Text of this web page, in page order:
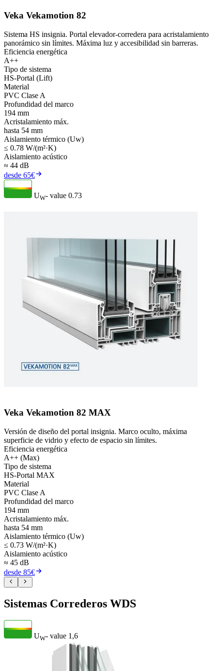
Veka Vekamotion 82
Sistema HS insignia. Portal elevador-corredera para acristalamiento
panorámico sin límites. Máxima luz y accesibilidad sin barreras.
Eficiencia energética
A++
Tipo de sistema
HS-Portal (Lift)
Material
PVC Clase A
Profundidad del marco
194 mm
Acristalamiento máx.
hasta 54 mm
Aislamiento térmico (Uw)
≤ 0.78 W/(m²·K)
Aislamiento acústico
≈ 44 dB
desde 65€
UW- value 0.73
Veka Vekamotion 82 MAX
Versión de diseño del portal insignia. Marco oculto, máxima
superficie de vidrio y efecto de espacio sin límites.
Eficiencia energética
A++ (Max)
Tipo de sistema
HS-Portal MAX
Material
PVC Clase A
Profundidad del marco
194 mm
Acristalamiento máx.
hasta 54 mm
Aislamiento térmico (Uw)
≤ 0.73 W/(m²·K)
Aislamiento acústico
≈ 45 dB
desde 85€
Sistemas Correderos WDS
UW- value 1,6